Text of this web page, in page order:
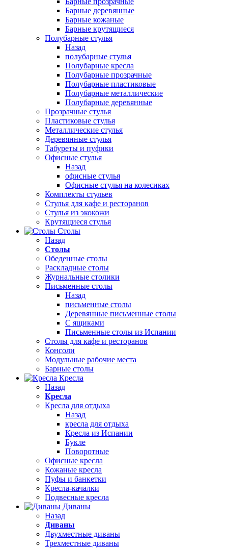
Барные деревянные
Барные кожаные
Барные крутящиеся
Полубарные стулья
Назад
полубарные стулья
Полубарные кресла
Полубарные прозрачные
Полубарные пластиковые
Полубарные металлические
Полубарные деревянные
Прозрачные стулья
Пластиковые стулья
Металлические стулья
Деревянные стулья
Табуреты и пуфики
Офисные стулья
Назад
офисные стулья
Офисные стулья на колесиках
Комплекты стульев
Стулья для кафе и ресторанов
Стулья из экокожи
Крутящиеся стулья
Столы
Назад
Столы
Обеденные столы
Раскладные столы
Журнальные столики
Письменные столы
Назад
письменные столы
Деревянные письменные столы
С ящиками
Письменные столы из Испании
Столы для кафе и ресторанов
Консоли
Модульные рабочие места
Барные столы
Кресла
Назад
Кресла
Кресла для отдыха
Назад
кресла для отдыха
Кресла из Испании
Букле
Поворотные
Офисные кресла
Кожаные кресла
Пуфы и банкетки
Кресла-качалки
Подвесные кресла
Диваны
Назад
Диваны
Двухместные диваны
Трехместные диваны